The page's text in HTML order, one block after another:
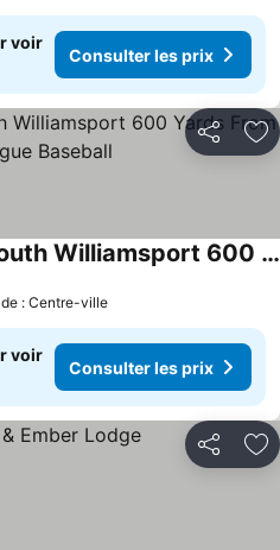
voir
Consulter les prix
Partager
Big House In Lovely South Williamsport 600 Yards From Little League Baseball
: Centre-ville
voir
Consulter les prix
Partager